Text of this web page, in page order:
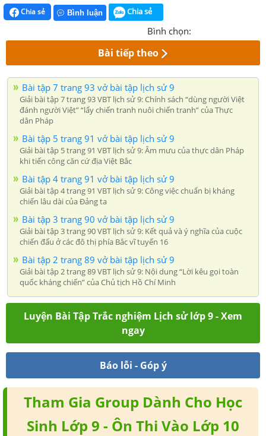
Chia sẻ Bình luận Chia sẻ
Bình chọn:
Bài tiếp theo
Bài tập 7 trang 93 vở bài tập lịch sử 9
Giải bài tập 7 trang 93 VBT lịch sử 9: Chính sách “dùng người Việt
đánh người Việt” “lấy chiến tranh nuôi chiến tranh” của Thực
dân Pháp
Bài tập 5 trang 91 vở bài tập lịch sử 9
Giải bài tập 5 trang 91 VBT lịch sử 9: Âm mưu của thực dân Pháp
khi tiến công căn cứ địa Việt Bắc
Bài tập 4 trang 91 vở bài tập lịch sử 9
Giải bài tập 4 trang 91 VBT lịch sử 9: Công việc chuẩn bị kháng
chiến lâu dài của Đảng ta
Bài tập 3 trang 90 vở bài tập lịch sử 9
Giải bài tập 3 trang 90 VBT lịch sử 9: Kết quả và ý nghĩa của cuộc
chiến đấu ở các đô thị phía Bắc vĩ tuyến 16
Bài tập 2 trang 89 vở bài tập lịch sử 9
Giải bài tập 2 trang 89 VBT lịch sử 9: Nội dung “Lời kêu gọi toàn
quốc kháng chiến” của Chủ tịch Hồ Chí Minh
Luyện Bài Tập Trắc nghiệm Lịch sử lớp 9 - Xem
ngay
Báo lỗi - Góp ý
Tham Gia Group Dành Cho Học
Sinh Lớp 9 - Ôn Thi Vào Lớp 10